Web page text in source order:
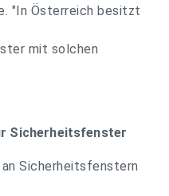
"In Österreich besitzt
mit solchen
Sicherheitsfenster
Sicherheitsfenstern